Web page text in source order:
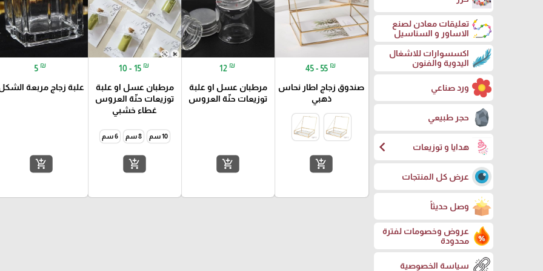
تعليقات معادن لصنع
الاساور و السناسيل
اكسسوارات للاشغال
اليدوية والفنون
ورد صناعي
حجر طبيعي
هدايا و توزيعات chevron_left
عرض كل المنتجات
وصل حديثاً
عروض وخصومات لفترة
محدودة
سياسة الخصوصية
45 - 55 ₪
صندوق زجاج اطار نحاس
ذهبي
add_shopping_cart
12 ₪
مرطبان عسل او علبة
توزيعات حنّة العروس
add_shopping_cart
10 - 15 ₪
مرطبان عسل او علبة
توزيعات حنّة العروس
غطاء خشبي
10 سم 8 سم 6 سم
add_shopping_cart
5 ₪
علبة زجاج مربعة
add_shopping_cart